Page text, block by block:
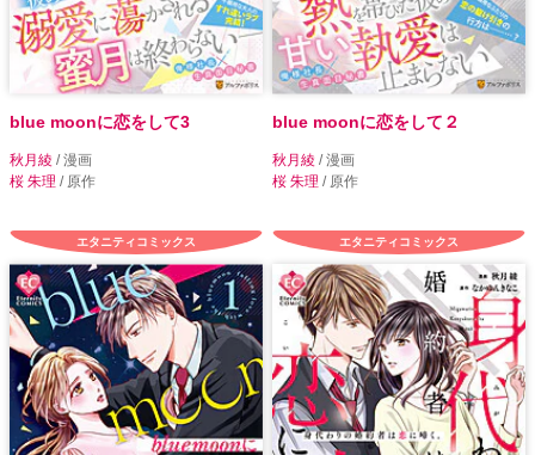
blue moonに恋をして3
秋月綾 / 漫画
桜 朱理 / 原作
blue moonに恋をして２
秋月綾 / 漫画
桜 朱理 / 原作
エタニティコミックス エタニティコミックス